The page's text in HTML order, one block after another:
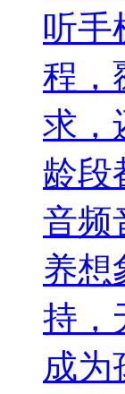
听手
程，
求，
龄段
音频
养想
持，
成为